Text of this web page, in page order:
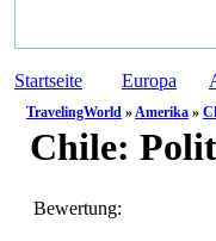
Startseite Europa
TravelingWorld »Amerika »
Chile:
Bewertung: